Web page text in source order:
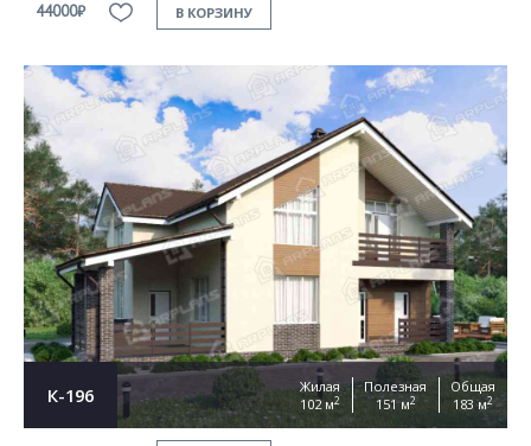
44000₽ В КОРЗИНУ
К-196
Жилая
102 м2
Полезная
151 м2
Общая
183 м2